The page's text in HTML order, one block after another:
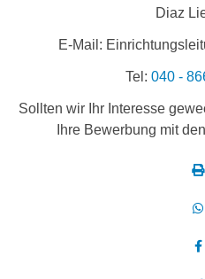
Diaz
E-Mail:
Tel: 040 -
Sollten wir Ihr Interesse
Ihre Bewerbung mit